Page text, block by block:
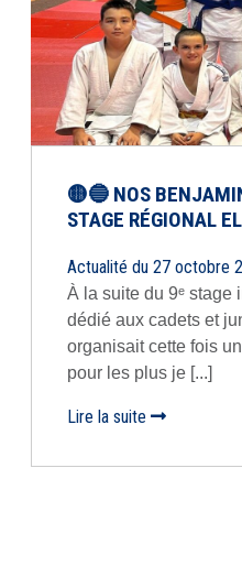
🟡🔵 NOS
STAGE RÉGIONAL
Actualité du 27 octobre
À la suite du 9ᵉ stage
dédié aux cadets et
organisait cette fois
pour les plus je [...]
Lire la suite